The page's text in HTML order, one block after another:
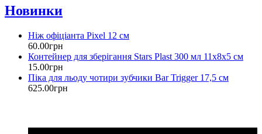
Новинки
Ніж офіціанта Pixel 12 см
60.00грн
Контейнер для зберігання Stars Plast 300 мл 11х8х5 см
15.00грн
Піка для льоду чотири зубчики Bar Trigger 17,5 см
625.00грн